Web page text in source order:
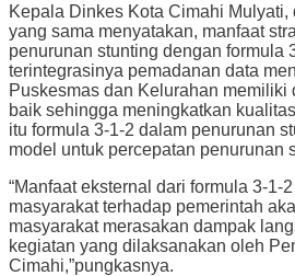
Kepala Dinkes Kota Cimahi Mulyati,
yang sama menyatakan, manfaat
penurunan stunting dengan formula
terintegrasinya pemadanan data
Puskesmas dan Kelurahan memiliki
baik sehingga meningkatkan
itu formula 3-1-2 dalam penurunan
model untuk percepatan penurunan
“Manfaat eksternal dari formula 3-1-
masyarakat terhadap pemerintah
masyarakat merasakan dampak
kegiatan yang dilaksanakan oleh
Cimahi,”pungkasnya.